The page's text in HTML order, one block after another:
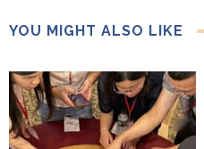
YOU MIGHT ALSO LIKE